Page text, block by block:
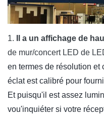
1. Il a un affichage de
de mur/concert LED de
en termes de résolution et
éclat est calibré pour
Et puisqu'il est assez
vou'inquiéter si votre